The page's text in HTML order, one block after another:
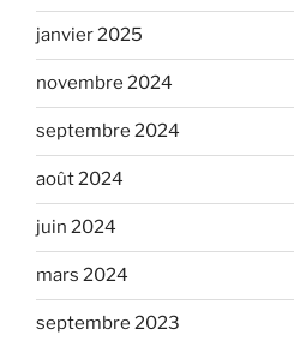
janvier 2025
novembre 2024
septembre 2024
août 2024
juin 2024
mars 2024
septembre 2023